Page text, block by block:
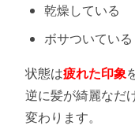
乾燥している
ボサついている
状態は疲れた印象
逆に髪が綺麗なだ
変わります。